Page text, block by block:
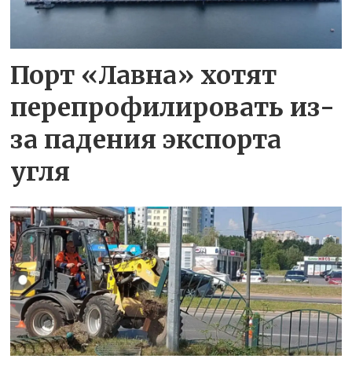
Порт «Лавна» хотят
перепрофилировать из-
за падения экспорта
угля